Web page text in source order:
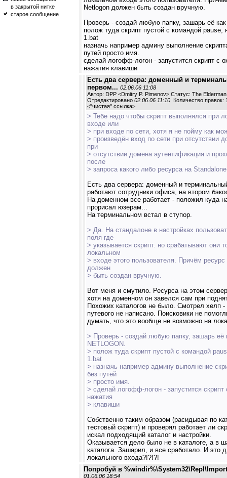
в закрытой нитке
старое сообщение
Netlogon должен быть создан вручную.
Проверь - создай любую папку, зашарь её
полож туда скрипт пустой с командой pause,
1.bat
назначь например админу выполнение
путей просто имя.
сделай логофф-логон - запустится скрипт с
нажатия клавиши
Есть два сервера: доменный и
первом... 02.06.06 11:08
Автор: DPP <Dmitry P. Pimenov> Статус: The Elderman
Отредактировано 02.06.06 11:10 Количество правок:
<"чистая" ссылка>
> Тебе надо чтобы скрипт выполнялся при
входе или
> при входе по сети, хотя я не пойму как
> произведён вход по сети при отсутствии
при
> отсутствии домена аутентификация и
после
> запроса какого либо ресурса на
Есть два сервера: доменный и
работают сотрудники офиса, на втором
На доменном все работает - положил куда
прорисал юзерам...
На терминальном встал в ступор.
> Да. На стандалоне в настройках
поля где
> указывается скрипт. но срабатывают они
локальном
> входе этого пользователя. Причём ресурс
должен
> быть создан вручную.
Вот меня и смутило. Ресурса на этом
хотя на доменном он завелся сам при
Похожих каталогов не было. Смотрел хелп -
путевого не написано. Поисковики не
думать, что это вообще не возможно на
> Проверь - создай любую папку, зашарь её
NETLOGON.
> полож туда скрипт пустой с командой
1.bat
> назначь например админу выполнение
без путей
> просто имя.
> сделай логофф-логон - запустится
нажатия
> клавиши
Собственно таким образом (расидывая по
тестовый скрипт) и проверял работает ли
искал подходящий каталог и настройки.
Оказывается дело было не в каталоге, а в
каталога. Зашарил, и все сработало. И это
локального входа?!?!?!
Попробуй в
01.06.06 18:54